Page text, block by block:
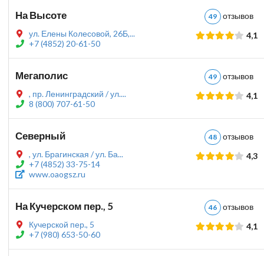
На Высоте 49
ул. Елены Колесовой, 26Б,...
+7 (4852) 20-61-50
4,1
Мегаполис 49
, пр. Ленинградский / ул....
8 (800) 707-61-50
4,1
Северный 48
, ул. Брагинская / ул. Ба...
+7 (4852) 33-75-14
www.oaogsz.ru
4,3
На Кучерском пер., 5 46
Кучерской пер., 5
+7 (980) 653-50-60
4,1